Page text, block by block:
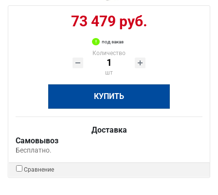
73 479 руб.
под заказ
Количество
шт
КУПИТЬ
Доставка
Самовывоз
Бесплатно.
Сравнение